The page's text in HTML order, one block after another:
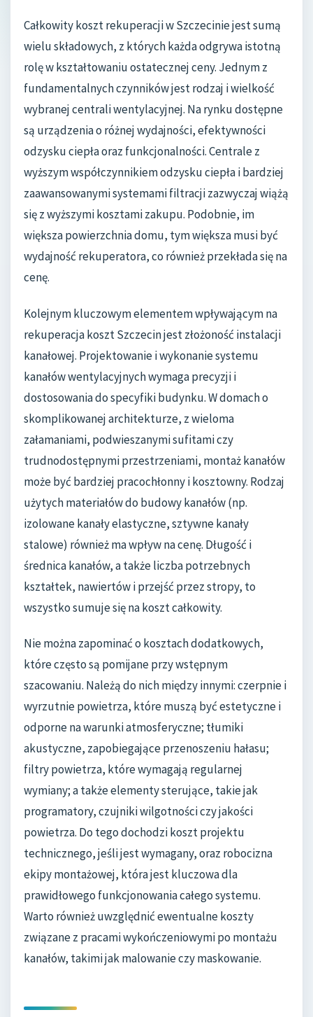
Całkowity koszt rekuperacji w Szczecinie jest sumą
wielu składowych, z których każda odgrywa istotną
rolę w kształtowaniu ostatecznej ceny. Jednym z
fundamentalnych czynników jest rodzaj i wielkość
wybranej centrali wentylacyjnej. Na rynku dostępne
są urządzenia o różnej wydajności, efektywności
odzysku ciepła oraz funkcjonalności. Centrale z
wyższym współczynnikiem odzysku ciepła i bardziej
zaawansowanymi systemami filtracji zazwyczaj wiążą
się z wyższymi kosztami zakupu. Podobnie, im
większa powierzchnia domu, tym większa musi być
wydajność rekuperatora, co również przekłada się na
cenę.
Kolejnym kluczowym elementem wpływającym na
rekuperacja koszt Szczecin jest złożoność instalacji
kanałowej. Projektowanie i wykonanie systemu
kanałów wentylacyjnych wymaga precyzji i
dostosowania do specyfiki budynku. W domach o
skomplikowanej architekturze, z wieloma
załamaniami, podwieszanymi sufitami czy
trudnodostępnymi przestrzeniami, montaż kanałów
może być bardziej pracochłonny i kosztowny. Rodzaj
użytych materiałów do budowy kanałów (np.
izolowane kanały elastyczne, sztywne kanały
stalowe) również ma wpływ na cenę. Długość i
średnica kanałów, a także liczba potrzebnych
kształtek, nawiertów i przejść przez stropy, to
wszystko sumuje się na koszt całkowity.
Nie można zapominać o kosztach dodatkowych,
które często są pomijane przy wstępnym
szacowaniu. Należą do nich między innymi: czerpnie i
wyrzutnie powietrza, które muszą być estetyczne i
odporne na warunki atmosferyczne; tłumiki
akustyczne, zapobiegające przenoszeniu hałasu;
filtry powietrza, które wymagają regularnej
wymiany; a także elementy sterujące, takie jak
programatory, czujniki wilgotności czy jakości
powietrza. Do tego dochodzi koszt projektu
technicznego, jeśli jest wymagany, oraz robocizna
ekipy montażowej, która jest kluczowa dla
prawidłowego funkcjonowania całego systemu.
Warto również uwzględnić ewentualne koszty
związane z pracami wykończeniowymi po montażu
kanałów, takimi jak malowanie czy maskowanie.